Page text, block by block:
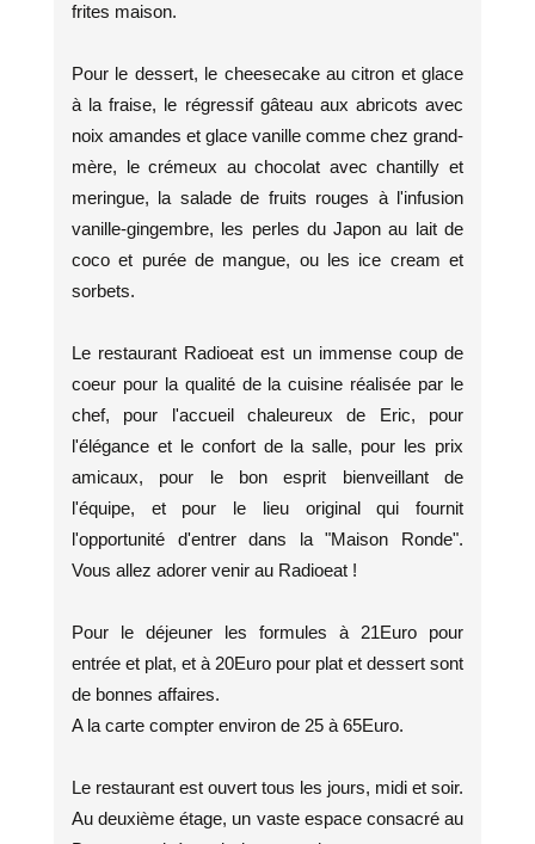
frites maison.
Pour le dessert, le cheesecake au citron et glace
à la fraise, le régressif gâteau aux abricots avec
noix amandes et glace vanille comme chez grand-
mère, le crémeux au chocolat avec chantilly et
meringue, la salade de fruits rouges à l'infusion
vanille-gingembre, les perles du Japon au lait de
coco et purée de mangue, ou les ice cream et
sorbets.
Le restaurant Radioeat est un immense coup de
coeur pour la qualité de la cuisine réalisée par le
chef, pour l'accueil chaleureux de Eric, pour
l'élégance et le confort de la salle, pour les prix
amicaux, pour le bon esprit bienveillant de
l'équipe, et pour le lieu original qui fournit
l'opportunité d'entrer dans la "Maison Ronde".
Vous allez adorer venir au Radioeat !
Pour le déjeuner les formules à 21Euro pour
entrée et plat, et à 20Euro pour plat et dessert sont
de bonnes affaires.
A la carte compter environ de 25 à 65Euro.
Le restaurant est ouvert tous les jours, midi et soir.
Au deuxième étage, un vaste espace consacré au